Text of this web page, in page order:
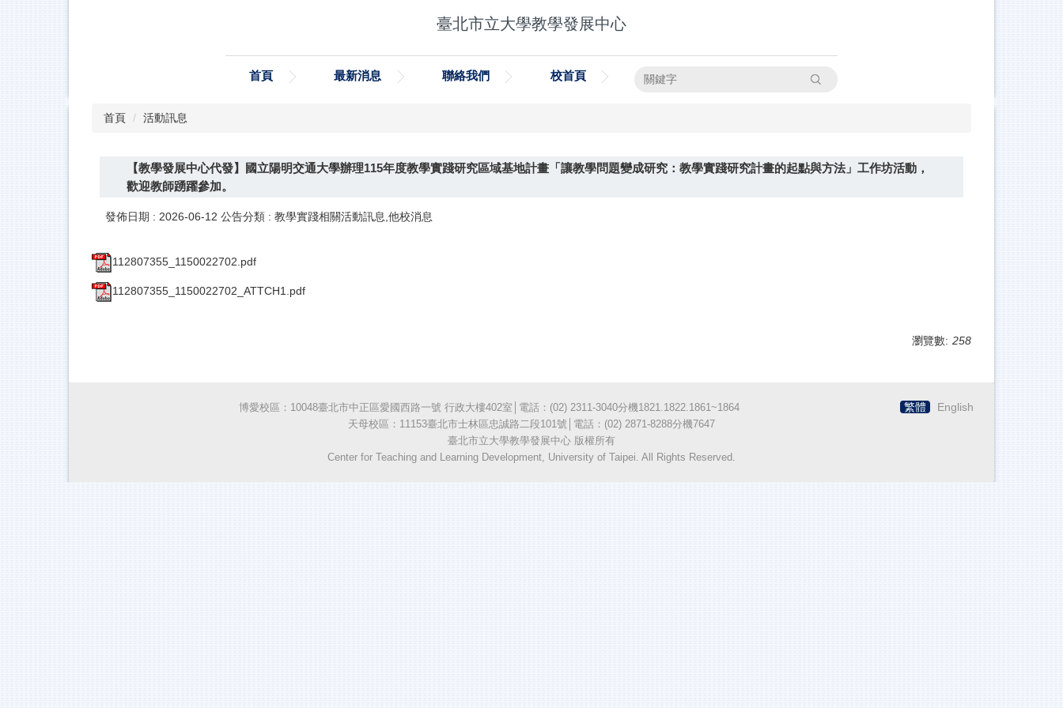
臺北市立大學教學發展中心
首頁 最新消息 聯絡我們 校首頁 搜尋
首頁 活動訊息
【教學發展中心代發】國立陽明交通大學辦理115年度教學實踐研究區域基地計畫「讓教學問題變成研究：教學實踐研究計畫的起點與方法」工作坊活動，
歡迎教師踴躍參加。
發佈日期 : 2026-06-12 公告分類 : 教學實踐相關活動訊息,他校消息
112807355_1150022702.pdf
112807355_1150022702_ATTCH1.pdf
瀏覽數: 258
繁體 English
博愛校區：10048臺北市中正區愛國西路一號 行政大樓402室│電話：(02) 2311-3040分機1821.1822.1861~1864
天母校區：11153臺北市士林區忠誠路二段101號│電話：(02) 2871-8288分機7647
臺北市立大學教學發展中心 版權所有
Center for Teaching and Learning Development, University of Taipei. All Rights Reserved.